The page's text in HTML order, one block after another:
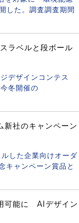
した。調査調査期間
ラベルと段ボール
デザインコンテス
冬開催の
社のキャンペーン
した企業向けオーダ
キャンペーン賞品と
可能に AIデザイン